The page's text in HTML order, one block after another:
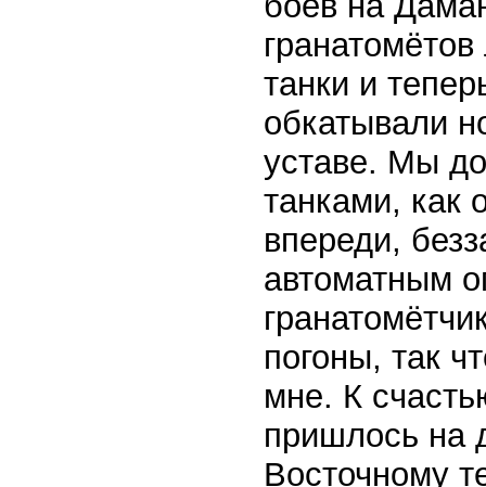
танки и
обкатывали
уставе. Мы
танками, как
впереди,
автоматным
погоны, так
мне. К
пришлось на
Восточному